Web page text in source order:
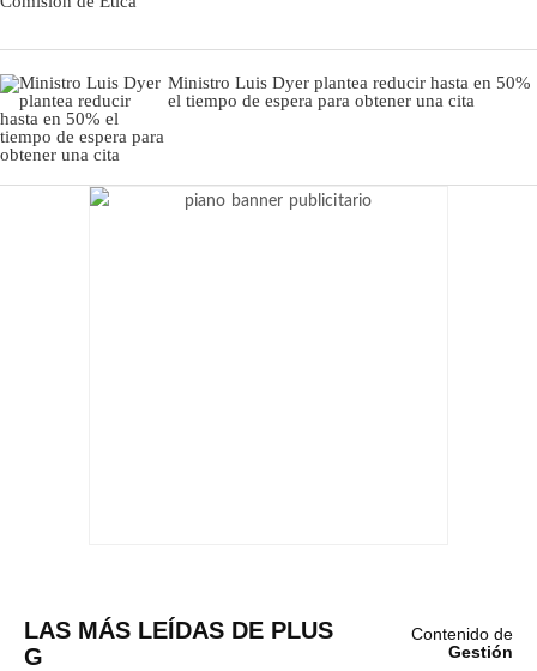
Ministro Luis Dyer plantea reducir hasta en 50%
el tiempo de espera para obtener una cita
LAS MÁS LEÍDAS DE PLUS
G
Contenido de
Gestión